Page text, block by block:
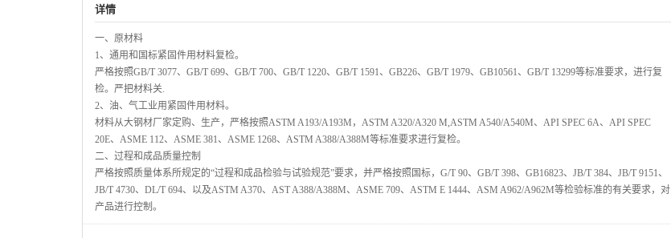
详情
一、原材料
1、通用和国标紧固件用材料复检。
严格按照GB/T 3077、GB/T 699、GB/T 700、GB/T 1220、GB/T 1591、GB226、GB/T 1979、GB10561、GB/T 13299等标准要求，进行复
检。严把材料关.
2、油、气工业用紧固件用材料。
材料从大钢材厂家定购、生产，严格按照ASTM A193/A193M，ASTM A320/A320 M,ASTM A540/A540M、API SPEC 6A、API SPEC
20E、ASME 112、ASME 381、ASME 1268、ASTM A388/A388M等标准要求进行复检。
二、过程和成品质量控制
严格按照质量体系所规定的“过程和成品检验与试验规范”要求，并严格按照国标，G/T 90、GB/T 398、GB16823、JB/T 384、JB/T 9151、
JB/T 4730、DL/T 694、以及ASTM A370、AST A388/A388M、ASME 709、ASTM E 1444、ASM A962/A962M等检验标准的有关要求，对
产品进行控制。